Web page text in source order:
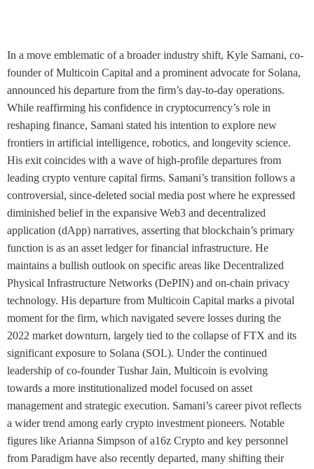
In a move emblematic of a broader industry shift, Kyle Samani, co-
founder of Multicoin Capital and a prominent advocate for Solana,
announced his departure from the firm’s day-to-day operations.
While reaffirming his confidence in cryptocurrency’s role in
reshaping finance, Samani stated his intention to explore new
frontiers in artificial intelligence, robotics, and longevity science.
His exit coincides with a wave of high-profile departures from
leading crypto venture capital firms. Samani’s transition follows a
controversial, since-deleted social media post where he expressed
diminished belief in the expansive Web3 and decentralized
application (dApp) narratives, asserting that blockchain’s primary
function is as an asset ledger for financial infrastructure. He
maintains a bullish outlook on specific areas like Decentralized
Physical Infrastructure Networks (DePIN) and on-chain privacy
technology. His departure from Multicoin Capital marks a pivotal
moment for the firm, which navigated severe losses during the
2022 market downturn, largely tied to the collapse of FTX and its
significant exposure to Solana (SOL). Under the continued
leadership of co-founder Tushar Jain, Multicoin is evolving
towards a more institutionalized model focused on asset
management and strategic execution. Samani’s career pivot reflects
a wider trend among early crypto investment pioneers. Notable
figures like Arianna Simpson of a16z Crypto and key personnel
from Paradigm have also recently departed, many shifting their